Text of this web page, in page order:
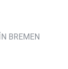
BREMEN